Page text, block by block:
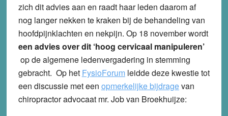
zich dit advies aan en raadt haar leden daarom af
nog langer nekken te kraken bij de behandeling van
hoofdpijnklachten en nekpijn. Op 18 november wordt
een advies over dit ‘hoog cervicaal manipuleren’
op de algemene ledenvergadering in stemming
gebracht. Op het FysioForumleidde deze kwestie tot
een discussie met een opmerkelijke bijdragevan
chiropractor advocaat mr. Job van Broekhuijze: